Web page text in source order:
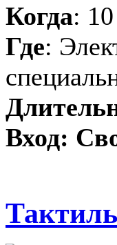
Когда:
Где:
Вход: